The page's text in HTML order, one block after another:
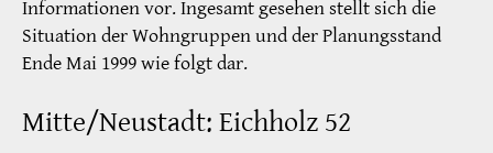
Informationen vor. Ingesamt gesehen stellt sich die
Situation der Wohngruppen und der Planungsstand
Ende Mai 1999 wie folgt dar.
Mitte/Neustadt: Eichholz 52